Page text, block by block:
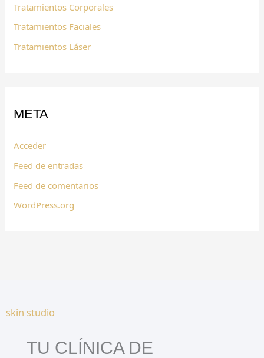
Tratamientos Corporales
Tratamientos Faciales
Tratamientos Láser
META
Acceder
Feed de entradas
Feed de comentarios
WordPress.org
skin studio
TU CLÍNICA DE